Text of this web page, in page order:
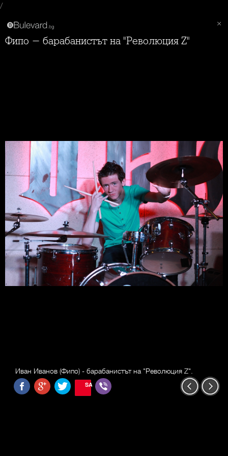
/
Фипо - барабанистът на "Революция Z"
Иван Иванов (Фипо) - барабанистът на "Революция Z".
SAVE